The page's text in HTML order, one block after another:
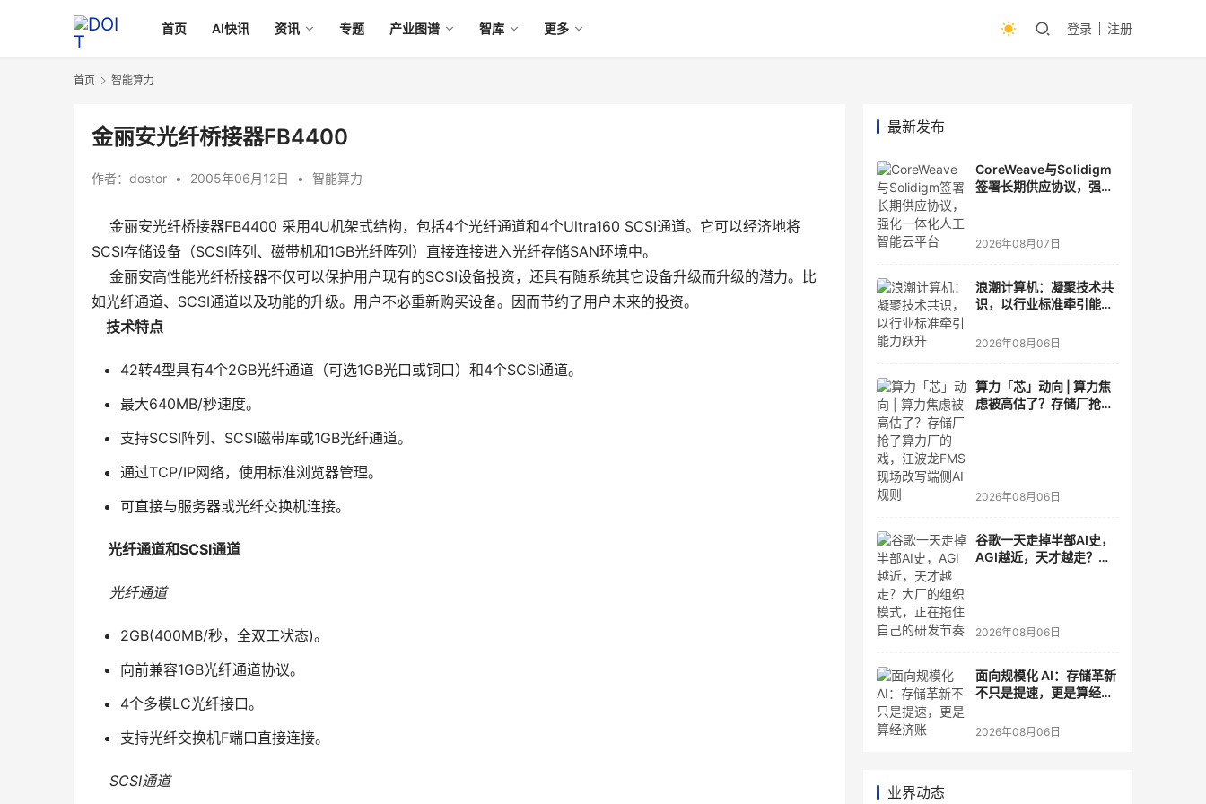
首页 AI快讯 资讯 专题 产业图谱 智库 更多 登录 注册
首页 智能算力
金丽安光纤桥接器FB4400
作者： dostor • 2005年06月12日 • 智能算力
金丽安光纤桥接器FB4400 采用4U机架式结构，包括4个光纤通道和4个Ultra160 SCSI通道。它可以经济地将
SCSI存储设备（SCSI阵列、磁带机和1GB光纤阵列）直接连接进入光纤存储SAN环境中。
金丽安高性能光纤桥接器不仅可以保护用户现有的SCSI设备投资，还具有随系统其它设备升级而升级的潜力。比
如光纤通道、SCSI通道以及功能的升级。用户不必重新购买设备。因而节约了用户未来的投资。
技术特点
42转4型具有4个2GB光纤通道（可选1GB光口或铜口）和4个SCSI通道。
最大640MB/秒速度。
支持SCSI阵列、SCSI磁带库或1GB光纤通道。
通过TCP/IP网络，使用标准浏览器管理。
可直接与服务器或光纤交换机连接。
光纤通道和SCSI通道
光纤通道
2GB(400MB/秒，全双工状态)。
向前兼容1GB光纤通道协议。
4个多模LC光纤接口。
支持光纤交换机F端口直接连接。
SCSI通道
最新发布
CoreWeave与Solidigm
签署长期供应协议，强化
2026年08月07日
浪潮计算机：凝聚技术共
识，以行业标准牵引能力
2026年08月06日
算力「芯」动向 | 算力焦
虑被高估了？存储厂抢了
2026年08月06日
谷歌一天走掉半部AI史，
AGI越近，天才越走？大
2026年08月06日
面向规模化 AI：存储革新
不只是提速，更是算经济
2026年08月06日
业界动态